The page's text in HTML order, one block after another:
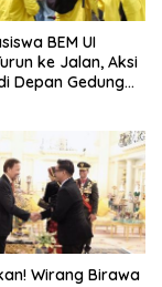
BEM UI
ke Jalan, Aksi
Depan Gedung
Wirang Birawa